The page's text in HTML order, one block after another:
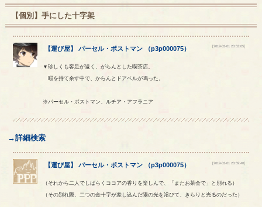
【個別】手にした十字架
【運び屋】パーセル・ ポストマン （p3p000075） [2019-03-01 20:53:05]
▼珍しくも客足が遠く、がらんとした喫茶店。
暇を持て余す中で、からんとドアベルが鳴った。
※パーセル・ポストマン、ルチア・アフラニア
→詳細検索
【運び屋】パーセル・ ポストマン （p3p000075） [2019-03-01 23:59:40]
（それから二人でしばらくココアの香りを楽しんで、「またお茶会で」と別れる）
（その別れ際、二つの金十字が差し込んだ陽の光を浴びて、きらりと光るのだった）